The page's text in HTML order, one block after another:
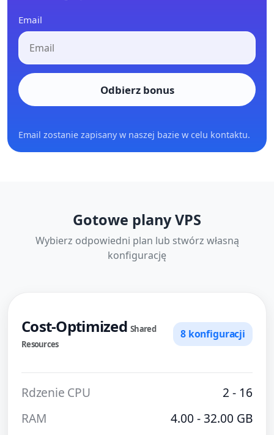
Email
Odbierz bonus
Email zostanie zapisany w naszej bazie w celu kontaktu.
Gotowe plany VPS
Wybierz odpowiedni plan lub stwórz własną
konfigurację
Cost-OptimizedShared
Resources
8 konfiguracji
Rdzenie CPU
2 - 16
RAM
4.00 - 32.00 GB